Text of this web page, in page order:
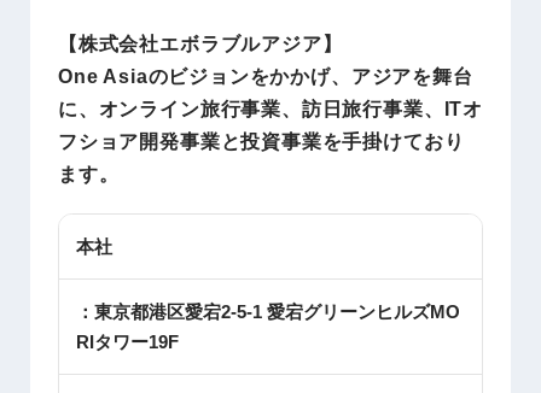
【株式会社エボラブルアジア】
One Asiaのビジョンをかかげ、アジアを舞台
に、オンライン旅行事業、訪日旅行事業、ITオ
フショア開発事業と投資事業を手掛けており
ます。
本社
：東京都港区愛宕2-5-1 愛宕グリーンヒルズMO
RIタワー19F